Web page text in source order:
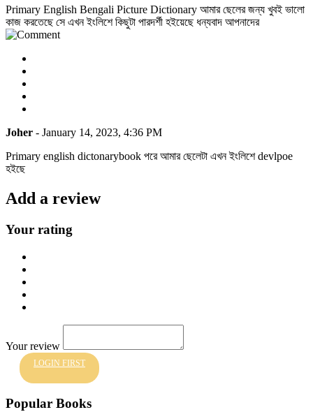
Primary English Bengali Picture Dictionary আমার ছেলের জন্য খুবই ভালো
কাজ করতেছে সে এখন ইংলিশে কিছুটা পারদর্শী হইয়েছে ধন্যবাদ আপনাদের
Joher - January 14, 2023, 4:36 PM
Primary english dictonarybook পরে আমার ছেলেটা এখন ইংলিশে devlpoe
হইছে
Add a review
Your rating
Your review
LOGIN FIRST
Popular Books